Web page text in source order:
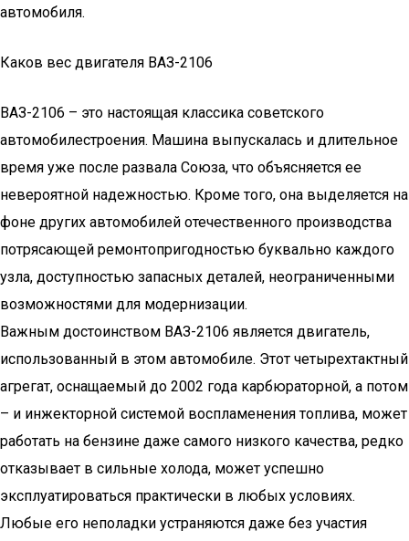
автомобиля.
Каков вес двигателя ВАЗ-2106
ВАЗ-2106 – это настоящая классика советского
автомобилестроения. Машина выпускалась и длительное
время уже после развала Союза, что объясняется ее
невероятной надежностью. Кроме того, она выделяется на
фоне других автомобилей отечественного производства
потрясающей ремонтопригодностью буквально каждого
узла, доступностью запасных деталей, неограниченными
возможностями для модернизации.
Важным достоинством ВАЗ-2106 является двигатель,
использованный в этом автомобиле. Этот четырехтактный
агрегат, оснащаемый до 2002 года карбюраторной, а потом
– и инжекторной системой воспламенения топлива, может
работать на бензине даже самого низкого качества, редко
отказывает в сильные холода, может успешно
эксплуатироваться практически в любых условиях.
Любые его неполадки устраняются даже без участия